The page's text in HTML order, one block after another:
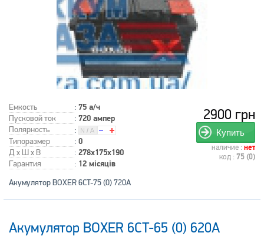
Емкость : 75 а/ч
Пусковой ток : 720 ампер
Полярность
:
Типоразмер
: 0
Д x Ш x В : 278x175x190
Гарантия : 12 місяців
2900 грн
Купить
наличие : нет
код : 75 (0)
Акумулятор BOXER 6CT-75 (0) 720A
Акумулятор BOXER 6CT-65 (0) 620A